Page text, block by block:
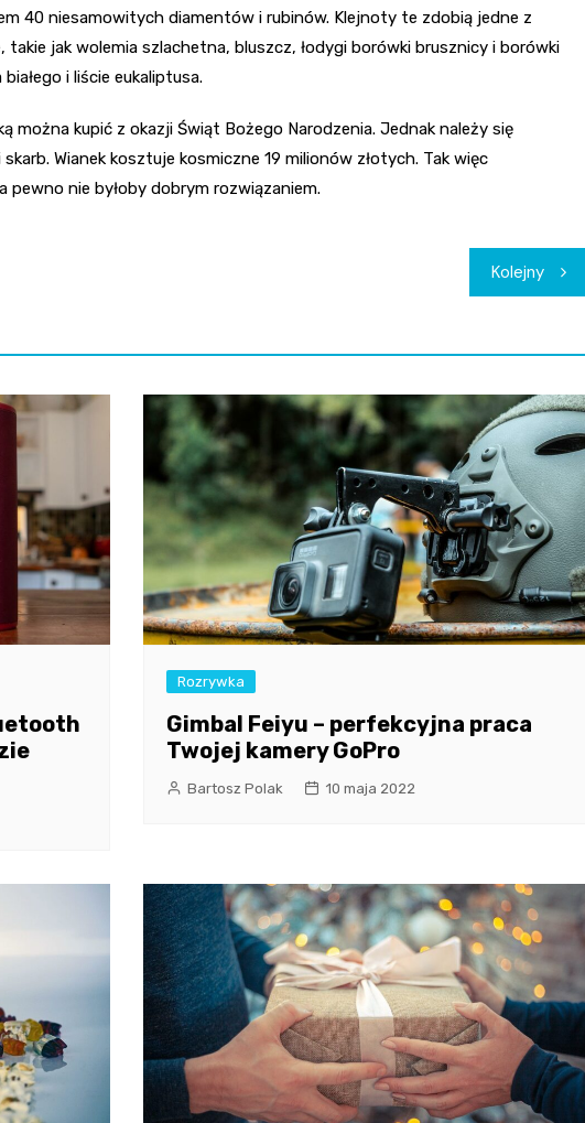
40 niesamowitych diamentów i rubinów. Klejnoty te zdobią jedne z
jak wolemia szlachetna, bluszcz, łodygi borówki brusznicy i borówki
i liście eukaliptusa.
można kupić z okazji Świąt Bożego Narodzenia. Jednak należy się
Wianek kosztuje kosmiczne 19 milionów złotych. Tak więc
nie byłoby dobrym rozwiązaniem.
Kolejny
Rozrywka
Gimbal Feiyu – perfekcyjna praca
Twojej kamery GoPro
Bartosz Polak 10 maja 2022